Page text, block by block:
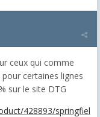
ceux qui comme
certaines lignes
sur le site DTG
428893/springfiel